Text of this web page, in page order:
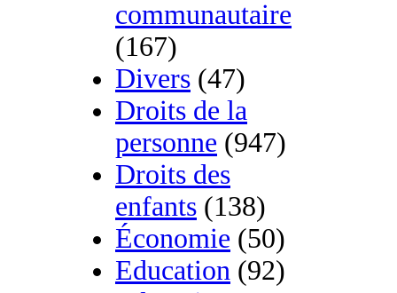
communautaire
(167)
Divers (47)
Droits de la
personne (947)
Droits des
enfants (138)
Économie (50)
Education (92)